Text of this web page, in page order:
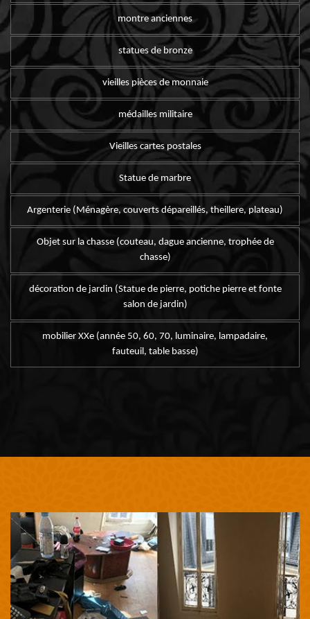
montre anciennes
statues de bronze
vieilles pièces de monnaie
médailles militaire
Vieilles cartes postales
Statue de marbre
Argenterie (Ménagère, couverts dépareillés, theillere, plateau)
Objet sur la chasse (couteau, dague ancienne, trophée de
chasse)
décoration de jardin (Statue de pierre, potiche pierre et fonte
salon de jardin)
mobilier XXe (année 50, 60, 70, luminaire, lampadaire,
fauteuil, table basse)